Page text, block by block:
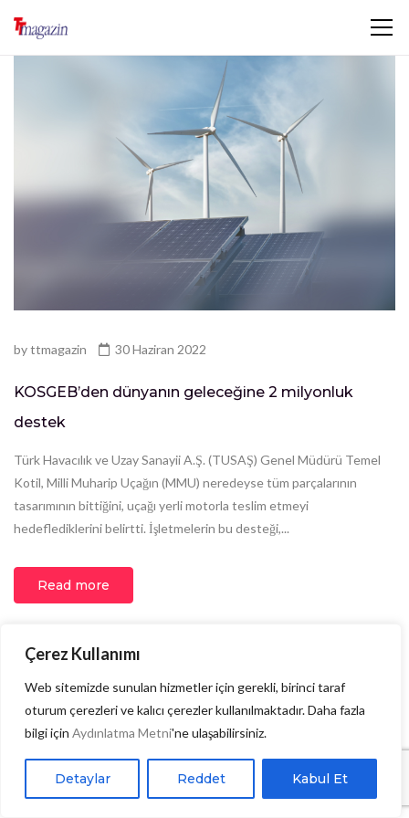
Çerez Kullanımı
Web sitemizde sunulan hizmetler için gerekli, birinci taraf
oturum çerezleri ve kalıcı çerezler kullanılmaktadır. Daha fazla
bilgi için Aydınlatma Metni'ne ulaşabilirsiniz.
Detaylar Reddet Kabul Et
byttmagazin 30 Haziran 2022
KOSGEB’den dünyanın geleceğine 2 milyonluk
destek
Türk Havacılık ve Uzay Sanayii A.Ş. (TUSAŞ) Genel Müdürü Temel
Kotil, Milli Muharip Uçağın (MMU) neredeyse tüm parçalarının
tasarımının bittiğini, uçağı yerli motorla teslim etmeyi
hedeflediklerini belirtti. İşletmelerin bu desteği,...
Read more